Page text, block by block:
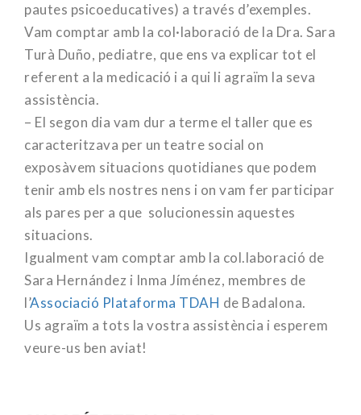
pautes psicoeducatives) a través d’exemples.
Vam comptar amb la col·laboració de la Dra. Sara
Turà Duño, pediatre, que ens va explicar tot el
referent a la medicació i a qui li agraïm la seva
assistència.
– El segon dia vam dur a terme el taller que es
caracteritzava per un teatre social on
exposàvem situacions quotidianes que podem
tenir amb els nostres nens i on vam fer participar
als pares per a que solucionessin aquestes
situacions.
Igualment vam comptar amb la col.laboració de
Sara Hernández i Inma Jíménez, membres de
l’Associació Plataforma TDAH de Badalona.
Us agraïm a tots la vostra assistència i esperem
veure-us ben aviat!